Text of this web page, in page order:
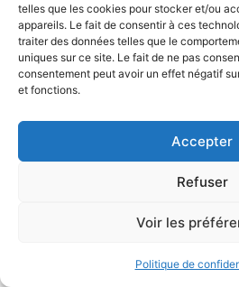
telles que les cookies pour stocker et/ou
appareils. Le fait de consentir à ces
traiter des données telles que le
uniques sur ce site. Le fait de ne pas
consentement peut avoir un effet négatif
et fonctions.
Accepter
Refuser
Voir les
Politique de
l’actualité politique, économique